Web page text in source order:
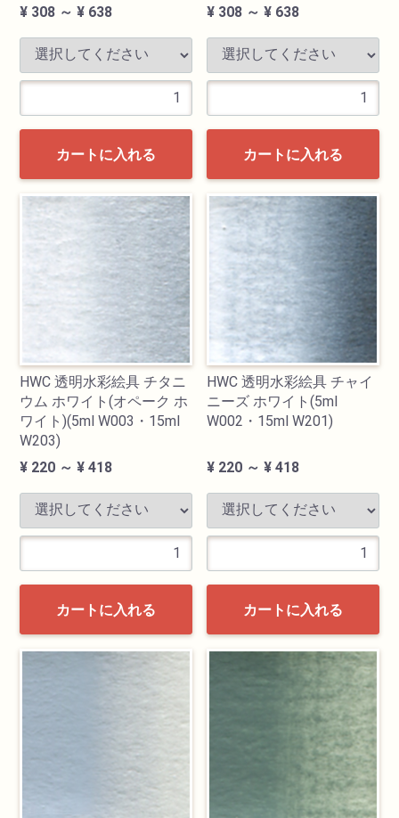
¥ 308 ～ ¥ 638
カートに入れる
¥ 308 ～ ¥ 638
カートに入れる
HWC 透明水彩絵具 チタニ
ウム ホワイト(オペーク ホ
ワイト)(5ml W003・15ml
W203)
¥ 220 ～ ¥ 418
カートに入れる
HWC 透明水彩絵具 チャイ
ニーズ ホワイト(5ml
W002・15ml W201)
¥ 220 ～ ¥ 418
カートに入れる